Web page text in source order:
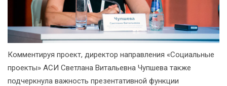
Комментируя проект, директор направления «Социальные
проекты» АСИ Светлана Витальевна Чупшева также
подчеркнула важность презентативной функции